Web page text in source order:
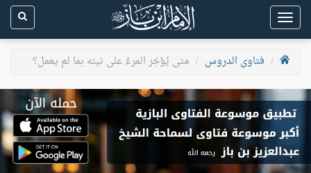
Toggle
navigation
فتاوى الدروس
متى يُؤجَر المرءُ على نيته بما لم يعمل؟